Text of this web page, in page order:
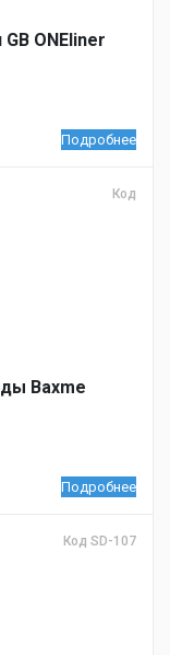
ONEliner
Подробнее
Код
Baxme
Подробнее
Код SD-107